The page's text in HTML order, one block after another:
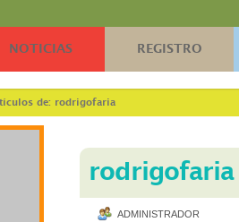
NOTICIAS REGISTRO
de: rodrigofaria
rodrigofaria
ADMINISTRADOR